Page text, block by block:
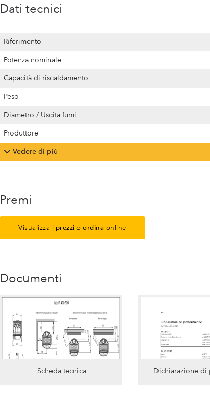
Dati tecnici
Riferimento
Potenza nominale
Capacità di riscaldamento
Peso
Diametro / Uscita fumi
Produttore
Vedere di più
Premi
Visualizza i prezzi o ordina online
Documenti
Scheda tecnica Dichiarazione di